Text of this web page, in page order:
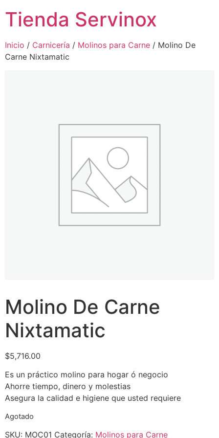
Tienda Servinox
Inicio / Carnicería / Molinos para Carne / Molino De
Carne Nixtamatic
Molino De Carne
Nixtamatic
$5,716.00
Es un práctico molino para hogar ó negocio
Ahorre tiempo, dinero y molestias
Asegura la calidad e higiene que usted requiere
Agotado
SKU: MOC01 Categoría: Molinos para Carne